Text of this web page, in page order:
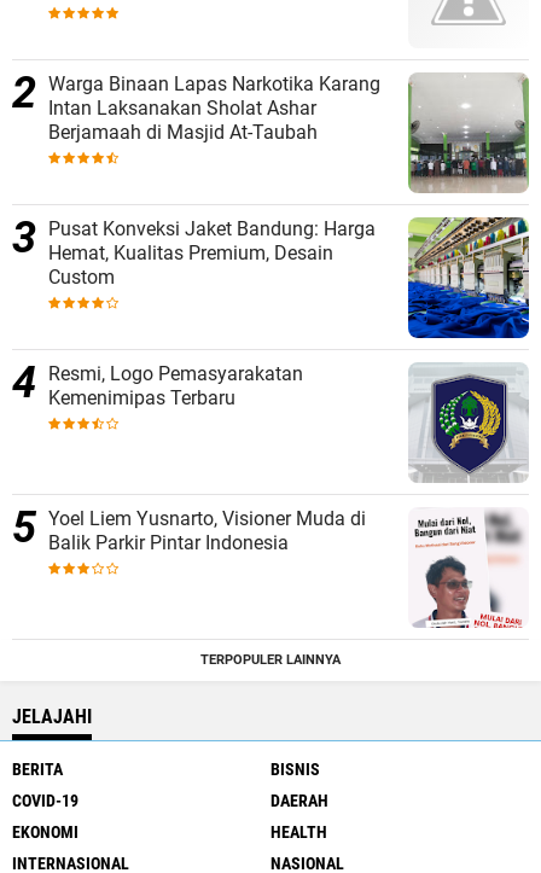
Warga Binaan Lapas Narkotika Karang
Intan Laksanakan Sholat Ashar
Berjamaah di Masjid At-Taubah
Pusat Konveksi Jaket Bandung: Harga
Hemat, Kualitas Premium, Desain
Custom
Resmi, Logo Pemasyarakatan
Kemenimipas Terbaru
Yoel Liem Yusnarto, Visioner Muda di
Balik Parkir Pintar Indonesia
TERPOPULER LAINNYA
JELAJAHI
BERITA
BISNIS
COVID-19
DAERAH
EKONOMI
HEALTH
INTERNASIONAL
NASIONAL